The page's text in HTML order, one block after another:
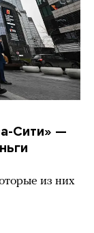
Сити» —
из них